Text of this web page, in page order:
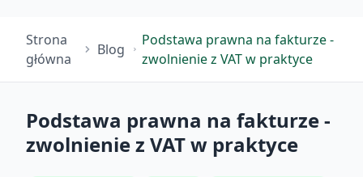
Strona
główna
Blog
Podstawa prawna na fakturze -
zwolnienie z VAT w praktyce
Podstawa prawna na fakturze -
zwolnienie z VAT w praktyce